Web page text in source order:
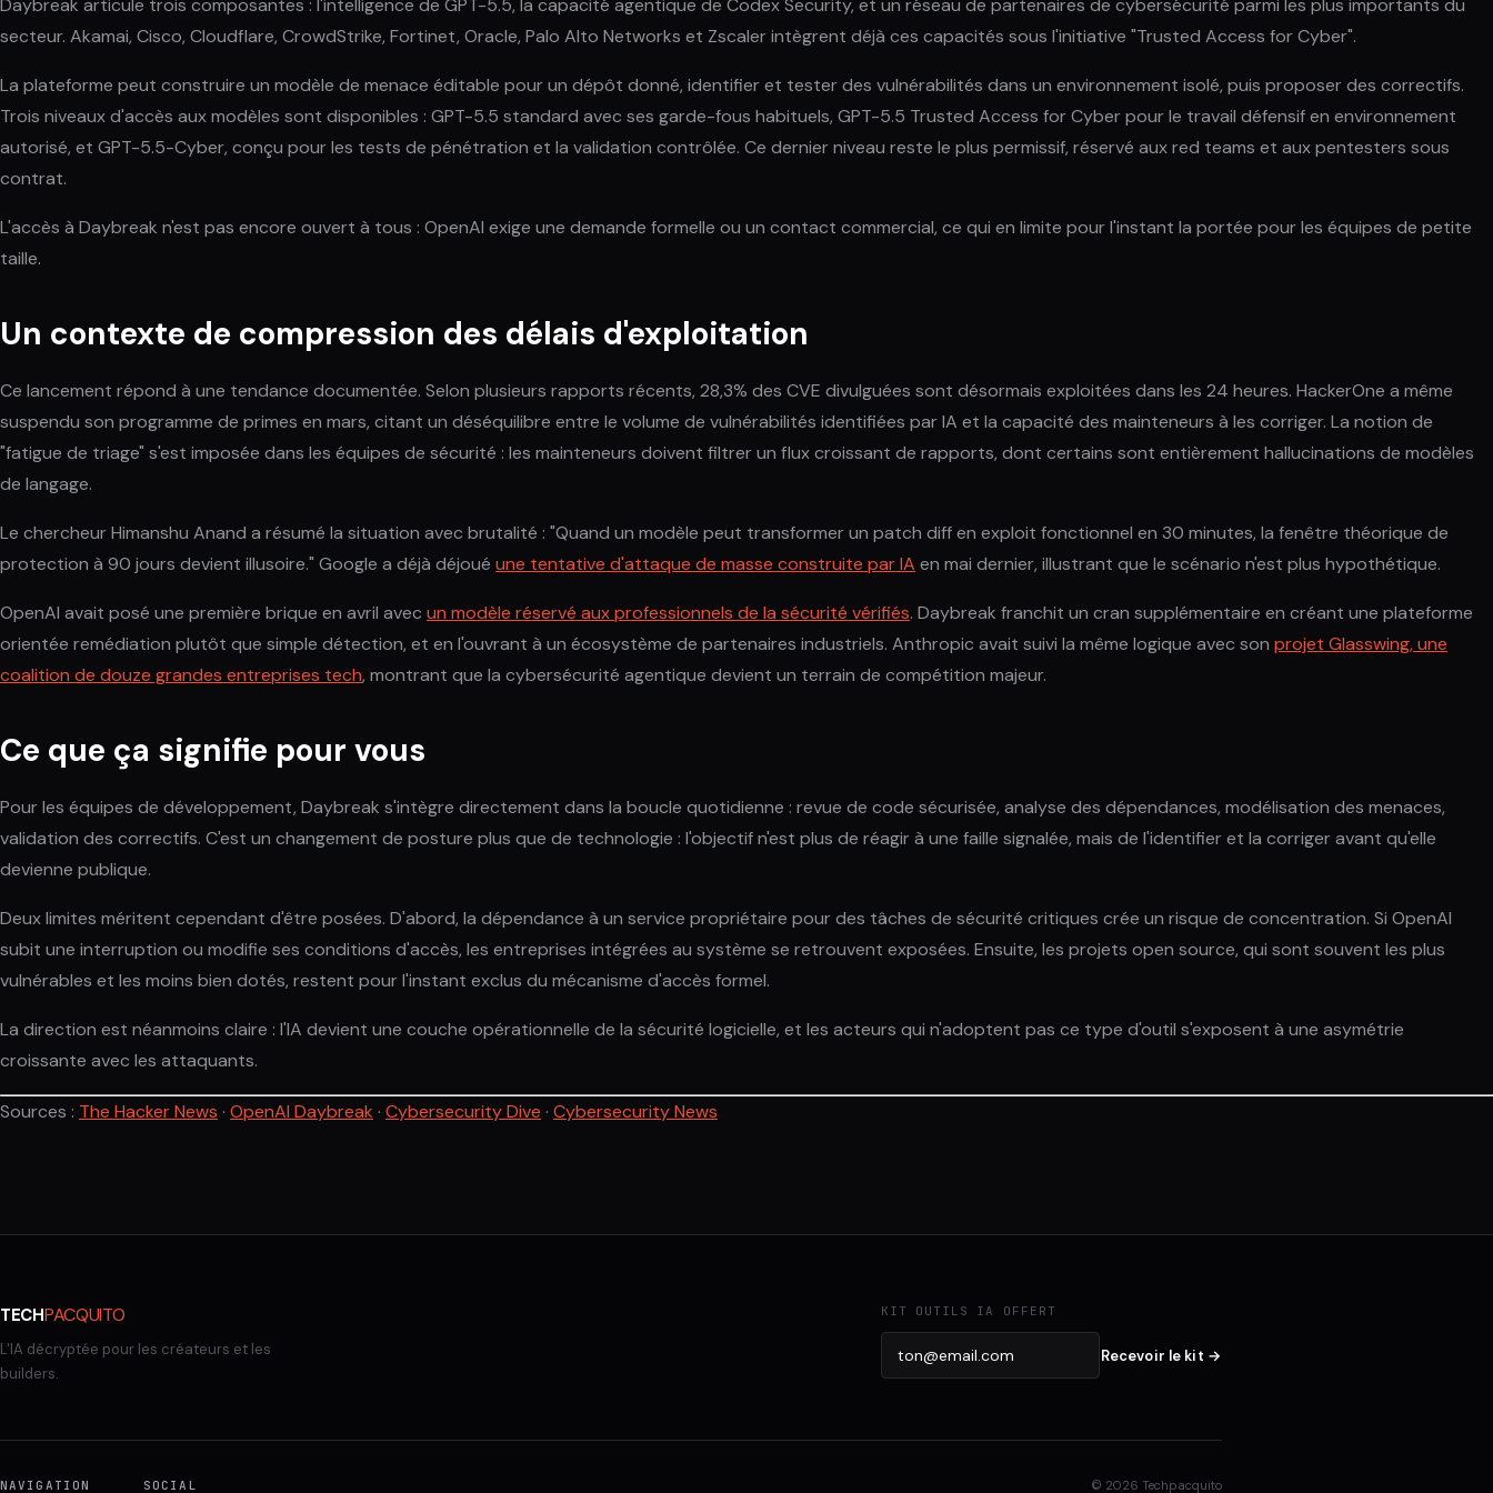
Daybreak articule trois composantes : l'intelligence de GPT-5.5, la capacité agentique de Codex Security, et un réseau de partenaires de cybersécurité parmi les plus importants du
secteur. Akamai, Cisco, Cloudflare, CrowdStrike, Fortinet, Oracle, Palo Alto Networks et Zscaler intègrent déjà ces capacités sous l'initiative "Trusted Access for Cyber".
La plateforme peut construire un modèle de menace éditable pour un dépôt donné, identifier et tester des vulnérabilités dans un environnement isolé, puis proposer des correctifs.
Trois niveaux d'accès aux modèles sont disponibles : GPT-5.5 standard avec ses garde-fous habituels, GPT-5.5 Trusted Access for Cyber pour le travail défensif en environnement
autorisé, et GPT-5.5-Cyber, conçu pour les tests de pénétration et la validation contrôlée. Ce dernier niveau reste le plus permissif, réservé aux red teams et aux pentesters sous
contrat.
L'accès à Daybreak n'est pas encore ouvert à tous : OpenAI exige une demande formelle ou un contact commercial, ce qui en limite pour l'instant la portée pour les équipes de petite
taille.
Un contexte de compression des délais d'exploitation
Ce lancement répond à une tendance documentée. Selon plusieurs rapports récents, 28,3% des CVE divulguées sont désormais exploitées dans les 24 heures. HackerOne a même
suspendu son programme de primes en mars, citant un déséquilibre entre le volume de vulnérabilités identifiées par IA et la capacité des mainteneurs à les corriger. La notion de
"fatigue de triage" s'est imposée dans les équipes de sécurité : les mainteneurs doivent filtrer un flux croissant de rapports, dont certains sont entièrement hallucinations de modèles
de langage.
Le chercheur Himanshu Anand a résumé la situation avec brutalité : "Quand un modèle peut transformer un patch diff en exploit fonctionnel en 30 minutes, la fenêtre théorique de
protection à 90 jours devient illusoire." Google a déjà déjoué une tentative d'attaque de masse construite par IA en mai dernier, illustrant que le scénario n'est plus hypothétique.
OpenAI avait posé une première brique en avril avec un modèle réservé aux professionnels de la sécurité vérifiés. Daybreak franchit un cran supplémentaire en créant une plateforme
orientée remédiation plutôt que simple détection, et en l'ouvrant à un écosystème de partenaires industriels. Anthropic avait suivi la même logique avec son projet Glasswing, une
coalition de douze grandes entreprises tech, montrant que la cybersécurité agentique devient un terrain de compétition majeur.
Ce que ça signifie pour vous
Pour les équipes de développement, Daybreak s'intègre directement dans la boucle quotidienne : revue de code sécurisée, analyse des dépendances, modélisation des menaces,
validation des correctifs. C'est un changement de posture plus que de technologie : l'objectif n'est plus de réagir à une faille signalée, mais de l'identifier et la corriger avant qu'elle
devienne publique.
Deux limites méritent cependant d'être posées. D'abord, la dépendance à un service propriétaire pour des tâches de sécurité critiques crée un risque de concentration. Si OpenAI
subit une interruption ou modifie ses conditions d'accès, les entreprises intégrées au système se retrouvent exposées. Ensuite, les projets open source, qui sont souvent les plus
vulnérables et les moins bien dotés, restent pour l'instant exclus du mécanisme d'accès formel.
La direction est néanmoins claire : l'IA devient une couche opérationnelle de la sécurité logicielle, et les acteurs qui n'adoptent pas ce type d'outil s'exposent à une asymétrie
croissante avec les attaquants.
Sources : The Hacker News · OpenAI Daybreak · Cybersecurity Dive · Cybersecurity News
TECHPACQUITO
L'IA décryptée pour les créateurs et les
builders.
KIT OUTILS IA OFFERT
Recevoir le kit →
NAVIGATION SOCIAL © 2026 Techpacquito